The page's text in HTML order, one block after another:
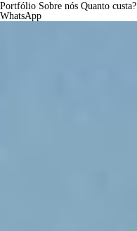
Portfólio Sobre nós Quanto custa?
WhatsApp